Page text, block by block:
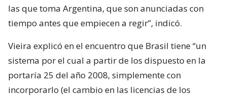
las que toma Argentina, que son anunciadas con
tiempo antes que empiecen a regir”, indicó.
Vieira explicó en el encuentro que Brasil tiene “un
sistema por el cual a partir de los dispuesto en la
portaría 25 del año 2008, simplemente con
incorporarlo (el cambio en las licencias de los